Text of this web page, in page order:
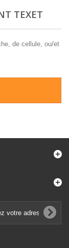
TEXET
de cellule, ou/et